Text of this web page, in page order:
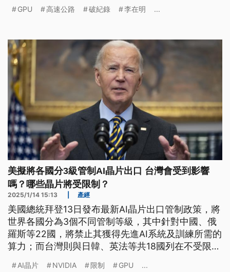
顆，總數量僅次於美國、中國。
GPU 高速公路 破紀錄 李在明 ...
美擬將各國分3級管制AI晶片出口 台灣會受到影響
嗎？哪些晶片將受限制？
2025/1/14 15:13 產經
美國總統拜登13日發布最新AI晶片出口管制政策，將
世界各國分為3個不同管制等級，其中針對中國、俄
羅斯等22國，將禁止其獲得先進AI系統及訓練所需的
算力；而台灣則與日韓、英法等共18國列在不受限制
AI晶片 NVIDIA 限制 GPU ...